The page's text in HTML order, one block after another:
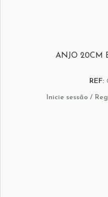
ANJO 20CM
REF:
Inicie sessão /